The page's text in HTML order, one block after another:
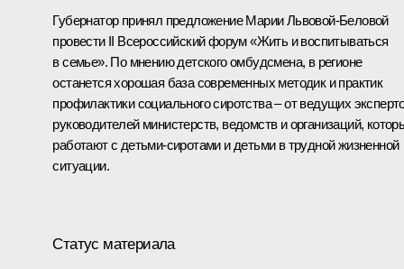
Губернатор принял предложение Марии Львовой-Беловой
провести II Всероссийский форум «Жить и воспитываться
в семье». По мнению детского омбудсмена, в регионе
останется хорошая база современных методик и практик
профилактики социального сиротства – от ведущих
руководителей министерств, ведомств и организаций,
работают с детьми-сиротами и детьми в трудной жизненной
ситуации.
Статус материала